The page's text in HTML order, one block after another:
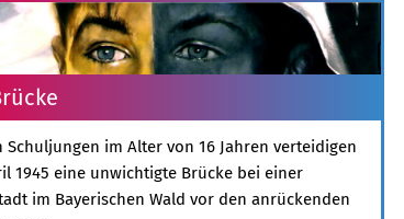
Schuljungen im Alter von 16 Jahren verteidigen
1945 eine unwichtigte Brücke bei einer
im Bayerischen Wald vor den anrückenden